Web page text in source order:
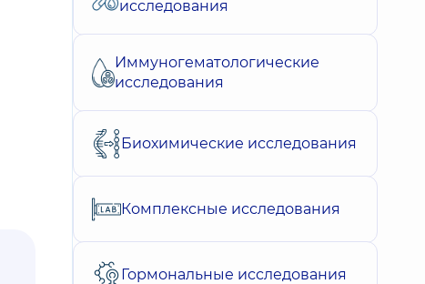
исследования
Иммуногематологические
исследования
Биохимические исследования
Комплексные исследования
Гормональные исследования